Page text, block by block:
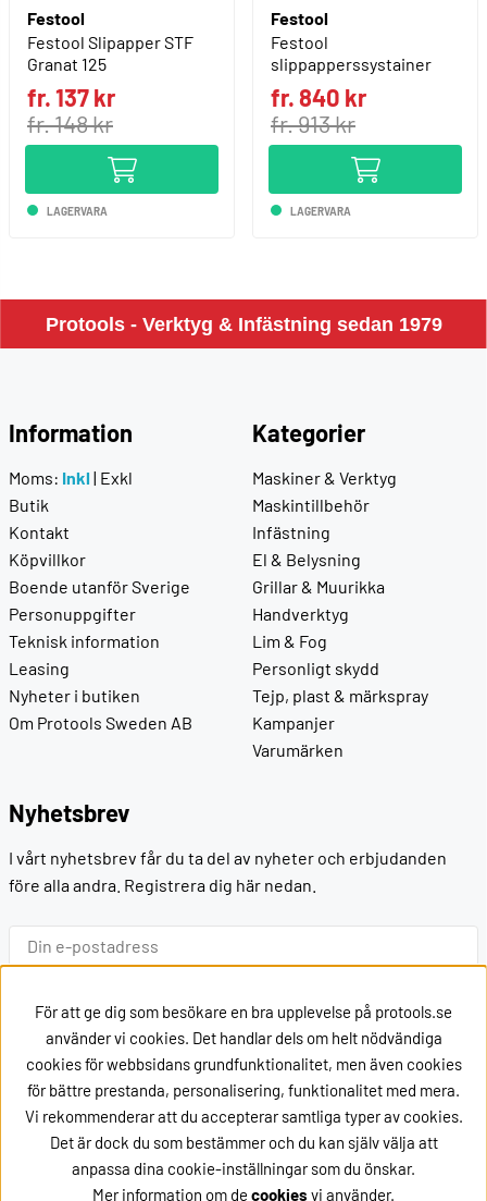
Festool
Festool Slipapper STF
Granat 125
fr. 137 kr
fr. 148 kr
LAGERVARA
Festool
Festool
slippapperssystainer
fr. 840 kr
fr. 913 kr
LAGERVARA
Protools - Verktyg & Infästning sedan 1979
Information
Moms: Inkl | Exkl
Butik
Kontakt
Köpvillkor
Boende utanför Sverige
Personuppgifter
Teknisk information
Leasing
Nyheter i butiken
Om Protools Sweden AB
Kategorier
Maskiner & Verktyg
Maskintillbehör
Infästning
El & Belysning
Grillar & Muurikka
Handverktyg
Lim & Fog
Personligt skydd
Tejp, plast & märkspray
Kampanjer
Varumärken
Nyhetsbrev
I vårt nyhetsbrev får du ta del av nyheter och erbjudanden
före alla andra. Registrera dig här nedan.
Ok
Kontakt
eller ring oss på +46162002020
För att ge dig som besökare en bra upplevelse på protools.se
använder vi cookies. Det handlar dels om helt nödvändiga
cookies för webbsidans grundfunktionalitet, men även cookies
för bättre prestanda, personalisering, funktionalitet med mera.
Vi rekommenderar att du accepterar samtliga typer av cookies.
Det är dock du som bestämmer och du kan själv välja att
anpassa dina cookie-inställningar som du önskar.
Mer information om de cookies vi använder.